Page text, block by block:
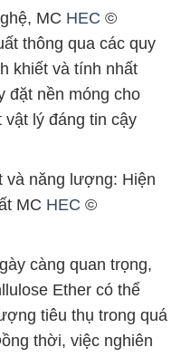
MC HEC ©
thông qua các quy
khiết và tính nhất
đặt nền móng cho
vật lý đáng tin cậy
năng lượng: Hiện
MC HEC ©
càng quan trọng,
Ether có thể
tiêu thụ trong quá
thời, việc nghiên